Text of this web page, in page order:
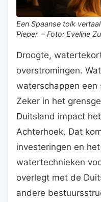
Een Spaanse tolk
Pieper. – Foto: Eveline
Droogte,
overstromingen.
waterschappen
Zeker in het
Duitsland impact
Achterhoek. Dat
investeringen en
watertechnieken
overlegt met de
andere